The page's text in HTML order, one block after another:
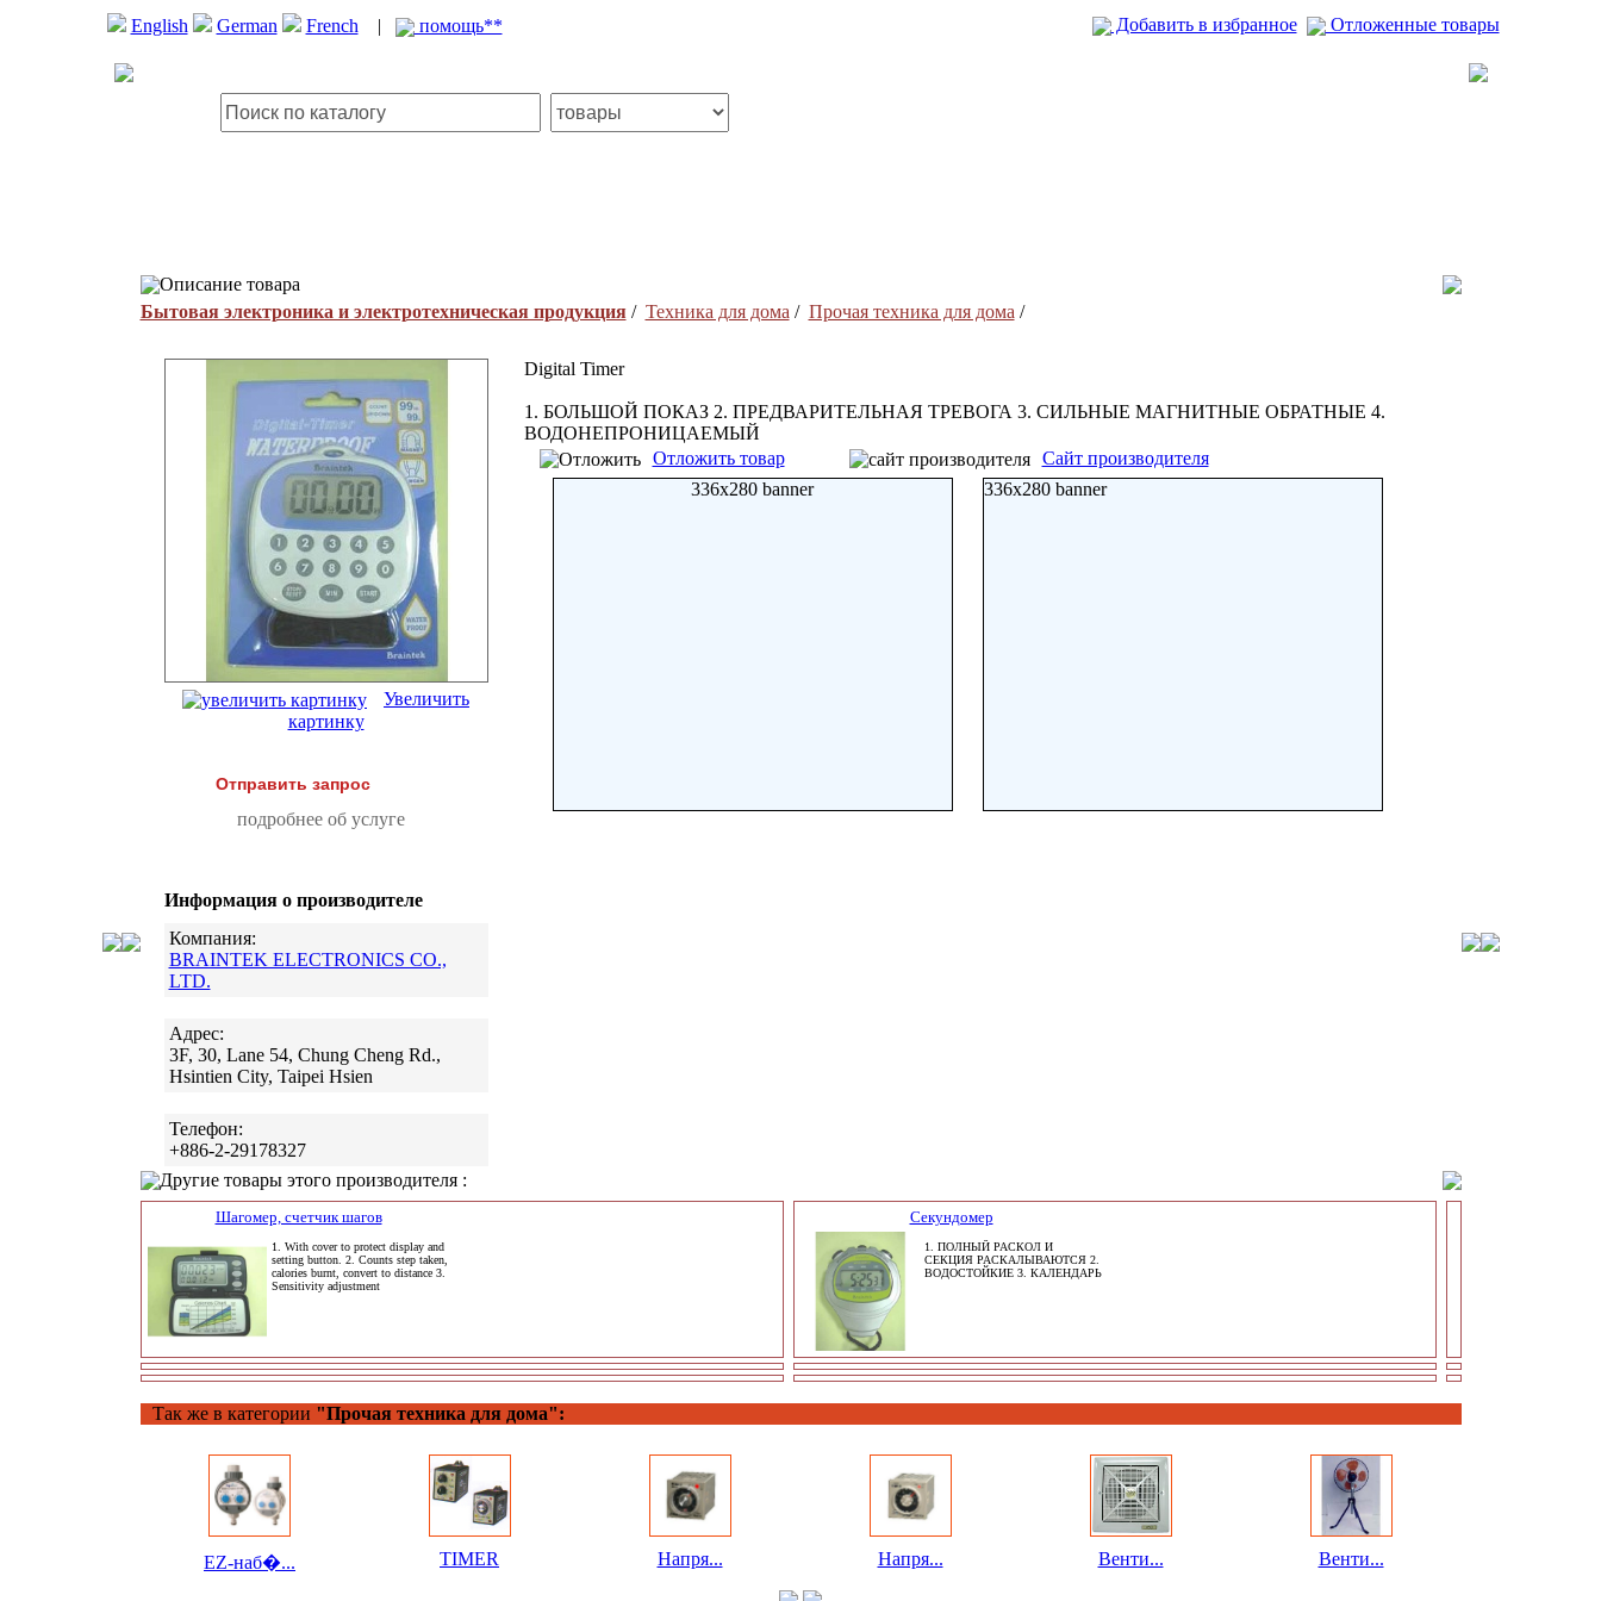
English German French | помощь** Добавить в избранное Отложенные товары
Описание товара
Бытовая электроника и электротехническая продукция/ Техника для дома / Прочая техника для дома /
Увеличить
картинку
Отправить запрос
подробнее об услуге
Информация о производителе
Компания:
BRAINTEK ELECTRONICS CO.,
LTD.
Адрес:
3F, 30, Lane 54, Chung Cheng Rd.,
Hsintien City, Taipei Hsien
Телефон:
+886-2-29178327
Digital Timer
1. БОЛЬШОЙ ПОКАЗ 2. ПРЕДВАРИТЕЛЬНАЯ ТРЕВОГА 3. СИЛЬНЫЕ МАГНИТНЫЕ ОБРАТНЫЕ 4.
ВОДОНЕПРОНИЦАЕМЫЙ
Отложить товар
Сайт производителя
336x280 banner
336x280 banner
Другие товары этого производителя :
Шагомер, счетчик шагов
1. With cover to protect display and
setting button. 2. Counts step taken,
calories burnt, convert to distance 3.
Sensitivity adjustment
Секундомер
1. ПОЛНЫЙ РАСКОЛ И
СЕКЦИЯ РАСКАЛЫВАЮТСЯ 2.
ВОДОСТОЙКИЕ 3. КАЛЕНДАРЬ
Так же в категории "Прочая техника для дома":
EZ-наб�... TIMER Напря... Напря... Венти... Венти...